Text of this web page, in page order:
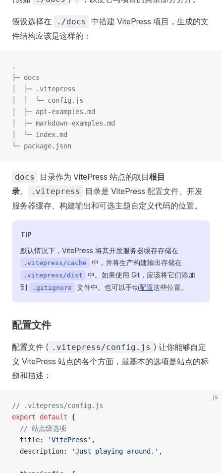
假设选择在 ./docs
中搭建 VitePress 项目，生成的文
件结构应该是这样的：
.
├─ docs
│  ├─ .vitepress
│  │  └─ config.js
│  ├─ api-examples.md
│  ├─ markdown-examples.md
│  └─ index.md
└─ package.json
docs 目录作为 VitePress 站点的项目根目
录。 .vitepress
目录是 VitePress 配置文件、开发
服务器缓存、构建输出和可选主题自定义代码的位置。
TIP
默认情况下，VitePress 将其开发服务器缓存存储在
.vitepress/cache 中，并将生产构建输出存储在
.vitepress/dist
中。如果使用 Git，应该将它们添加
到
.gitignore 文件中。也可以手动配置这些位置。
配置文件
配置文件 ( .vitepress/config.js ) 让你能够自定
义 VitePress 站点的各个方面，最基本的选项是站点的标
题和描述：
js
// .vitepress/config.js
export default {
  // 站点级选项
  title:
'VitePress' ,
  description:
'Just playing around.' ,